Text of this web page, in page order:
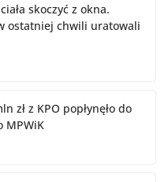
skoczyć z okna.
ostatniej chwili uratowali
zł z KPO popłynęło do
MPWiK